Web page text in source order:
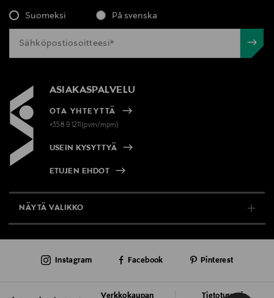
Suomeksi På svenska
ASIAKASPALVELU
OTA YHTEYTTÄ
+358 9 1211(pvm/mpm)
USEIN KYSYTTYÄ
ETUJEN EHDOT
NÄYTÄ VALIKKO
AJANKOHTAISTA
Verkkokaupan Tietoturva ja
Instagram Facebook Pinterest